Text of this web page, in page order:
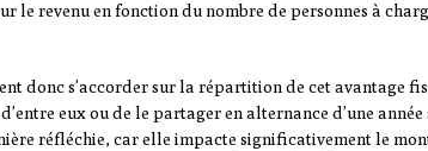
le revenu en fonction du nombre de personnes à
donc s’accorder sur la répartition de cet avantage
eux ou de le partager en alternance d’une
réfléchie, car elle impacte significativement le